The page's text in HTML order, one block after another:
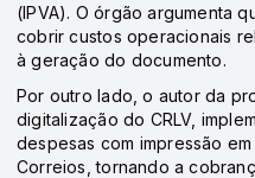
(IPVA). O órgão argumenta
cobrir custos operacionais
à geração do documento.
Por outro lado, o autor da
digitalização do CRLV,
despesas com impressão
Correios, tornando a